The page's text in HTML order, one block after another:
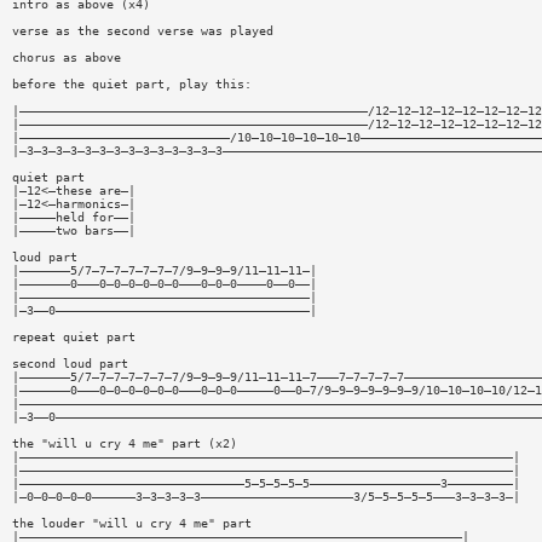
intro as above (x4)
verse as the second verse was played
chorus as above
before the quiet part, play this:
|————————————————————————————————————————————————/
|————————————————————————————————————————————————/
|—————————————————————————————/
quiet part
|—12<—these are—|
|—12<—harmonics—|
|—————held for——|
|—————two bars——|
loud part
|———————5/7—7—7—7—7—7—7/9—9—9—9/11—11—11—|
|———————0———0—0—0—0—0—0———0—0—0————0——0——|
|————————————————————————————————————————|
|—3——0———————————————————————————————————|
repeat quiet part
second loud part
|———————5/7—7—7—7—7—7—7/9—9—9—9/
|———————0———0—0—0—0—0—0———0—0—0—————0——0—7/9—9—9—9—9—9—9/10—10—10—10/
the "will u cry 4 me" part (x2)
|————————————————————————————————————————————————————————————————————|
|————————————————————————————————————————————————————————————————————|
|———————————————————————————————5—5—5—5—5——————————————————3—————————|
|—0—0—0—0—0——————3—3—3—3—3—————————————————————3/5—5—5—5—5———3—3—3—3—|
the louder "will u cry 4 me" part
|—————————————————————————————————————————————————————————————|